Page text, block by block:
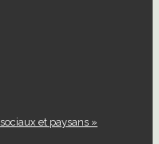
et paysans »